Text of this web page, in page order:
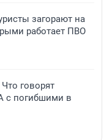
загорают на
работает ПВО
говорят
с погибшими в